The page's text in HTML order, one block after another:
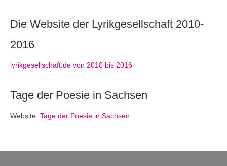
Die Website der Lyrikgesellschaft 2010-
2016
lyrikgesellschaft.de von 2010 bis 2016
Tage der Poesie in Sachsen
Website: Tage der Poesie in Sachsen